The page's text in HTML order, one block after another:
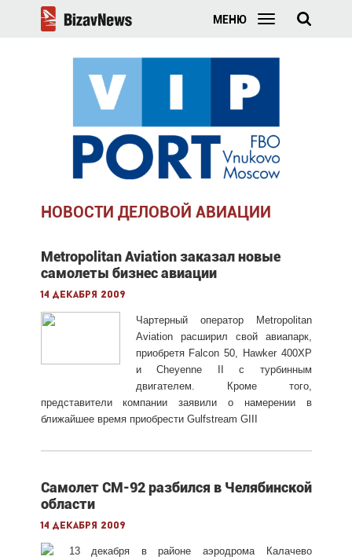
МЕНЮ
НОВОСТИ ДЕЛОВОЙ АВИАЦИИ
Metropolitan Aviation заказал новые
самолеты бизнес авиации
14 декабря 2009
Чартерный оператор Metropolitan
Aviation расширил свой авиапарк,
приобретя Falcon 50, Hawker 400XP
и Cheyenne II с турбинным
двигателем. Кроме того,
представители компании заявили о намерении в
ближайшее время приобрести Gulfstream GIII
Самолет СМ-92 разбился в Челябинской
области
14 декабря 2009
13 декабря в районе аэродрома Калачево